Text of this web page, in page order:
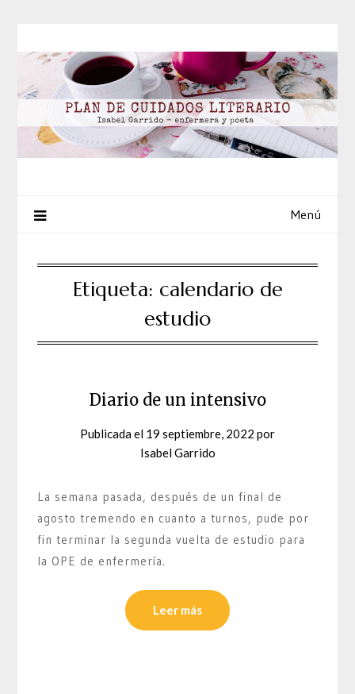
contenido
Menú
Etiqueta: calendario de
estudio
Diario de un intensivo
Publicada el 19 septiembre, 2022 por
Isabel Garrido
La semana pasada, después de un final de
agosto tremendo en cuanto a turnos, pude por
fin terminar la segunda vuelta de estudio para
la OPE de enfermería.
Leer más